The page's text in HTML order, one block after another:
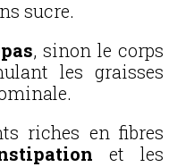
sucre.
, sinon le corps
les graisses
riches en fibres
et les